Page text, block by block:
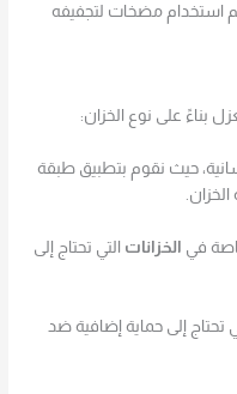
استخدام مضخات لتجفيفه
بناءً على نوع الخزان:
حيث نقوم بتطبيق طبقة
في الخزانات التي تحتاج إلى
تحتاج إلى حماية إضافية ضد